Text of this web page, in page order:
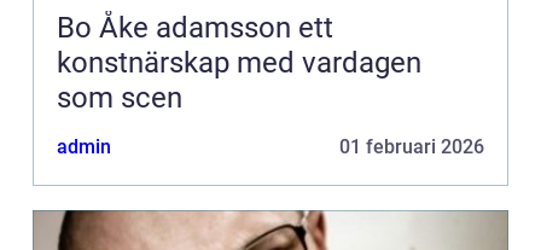
Bo Åke adamsson ett
konstnärskap med vardagen
som scen
admin 01 februari 2026